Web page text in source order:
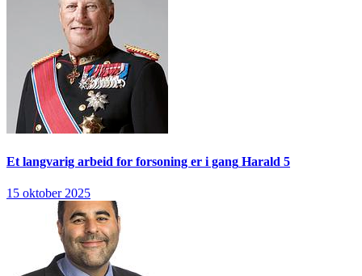
Et langvarig arbeid for forsoning er i gang Harald 5
15 oktober 2025